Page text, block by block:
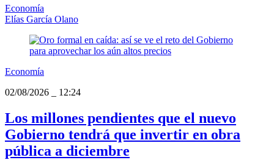
Economía
Elías García Olano
Economía
02/08/2026
12:24
Los millones pendientes que el nuevo
Gobierno tendrá que invertir en obra
pública a diciembre